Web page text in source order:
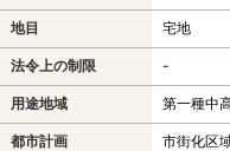
地目 宅地
法令上の制限 -
用途地域 第一種中
都市計画 市街化区